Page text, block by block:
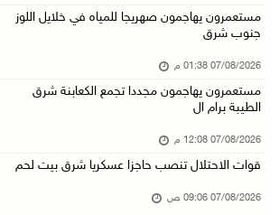
الذهب يتجه لأفضل أداء أسبوعي منذ كانون الثاني
07/آب/2026 10:12 ص
قوات الاحتلال تنصب حاجزا عسكريا شرق بيت لحم
مستعمرون يهاجمون صهريجا للمياه في خلايل اللوز
جنوب شرق
07/08/2026 01:38 م
مستعمرون يهاجمون مجددا تجمع الكعابنة شرق
الطيبة برام ال
07/08/2026 12:08 م
قوات الاحتلال تنصب حاجزا عسكريا شرق بيت لحم
07/08/2026 09:06 ص